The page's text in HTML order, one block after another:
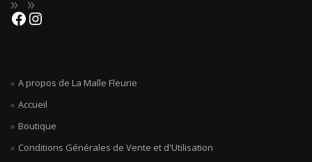
A propos de La Malle Fleurie
Accueil
Boutique
Conditions Générales de Vente et d'Utilisation